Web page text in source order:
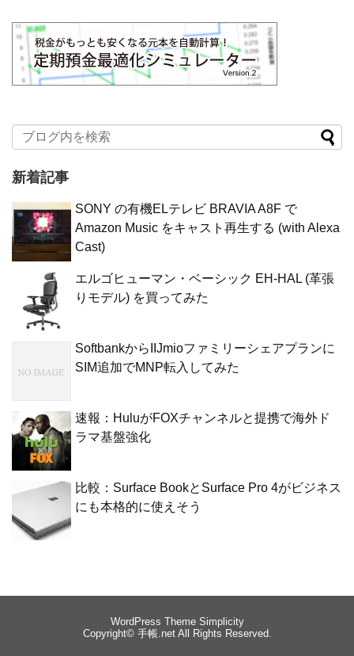
新着記事
SONY の有機ELテレビ BRAVIA A8F で
Amazon Music をキャスト再生する (with Alexa
Cast)
エルゴヒューマン・ベーシック EH-HAL (革張
りモデル) を買ってみた
SoftbankからIIJmioファミリーシェアプランに
SIM追加でMNP転入してみた
速報：HuluがFOXチャンネルと提携で海外ド
ラマ基盤強化
比較：Surface BookとSurface Pro 4がビジネス
にも本格的に使えそう
WordPress Theme Simplicity
Copyright© 手帳.netAll Rights Reserved.